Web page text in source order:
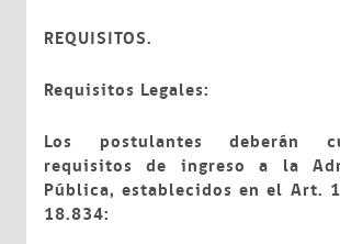
REQUISITOS.
Requisitos Legales:
Los postulantes deberán
requisitos de ingreso a la
Pública, establecidos en el Art.
18.834: